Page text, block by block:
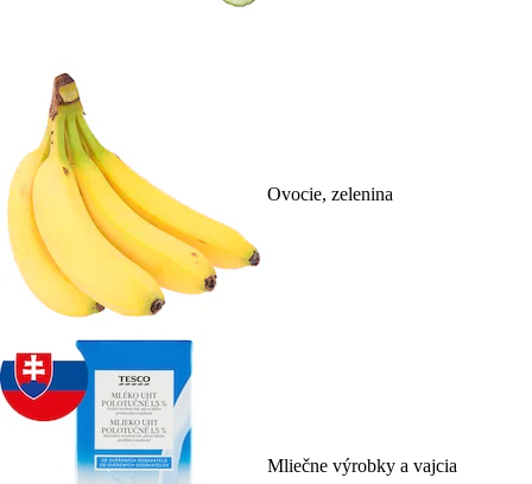
Ovocie, zelenina
Mliečne výrobky a vajcia